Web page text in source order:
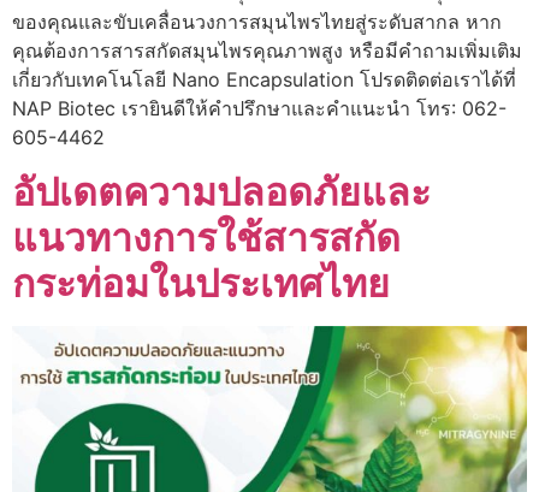
ของคุณและขับเคลื่อนวงการสมุนไพรไทยสู่ระดับสากล หาก
คุณต้องการสารสกัดสมุนไพรคุณภาพสูง หรือมีคำถามเพิ่มเติม
เกี่ยวกับเทคโนโลยี Nano Encapsulation โปรดติดต่อเราได้ที่
NAP Biotec เรายินดีให้คำปรึกษาและคำแนะนำ โทร: 062-
605-4462
อัปเดตความปลอดภัยและ
แนวทางการใช้สารสกัด
กระท่อมในประเทศไทย